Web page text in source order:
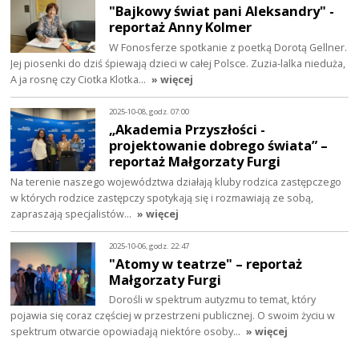
"Bajkowy świat pani Aleksandry" -
reportaż Anny Kolmer
W Fonosferze spotkanie z poetką Dorotą Gellner.
Jej piosenki do dziś śpiewają dzieci w całej Polsce. Zuzia-lalka nieduża,
A ja rosnę czy Ciotka Klotka… » więcej
2025-10-08, godz. 07:00
„Akademia Przyszłości -
projektowanie dobrego świata” –
reportaż Małgorzaty Furgi
Na terenie naszego województwa działają kluby rodzica zastępczego
w których rodzice zastępczy spotykają się i rozmawiają ze sobą,
zapraszają specjalistów… » więcej
2025-10-06, godz. 22:47
"Atomy w teatrze" – reportaż
Małgorzaty Furgi
Dorośli w spektrum autyzmu to temat, który
pojawia się coraz częściej w przestrzeni publicznej. O swoim życiu w
spektrum otwarcie opowiadają niektóre osoby… » więcej